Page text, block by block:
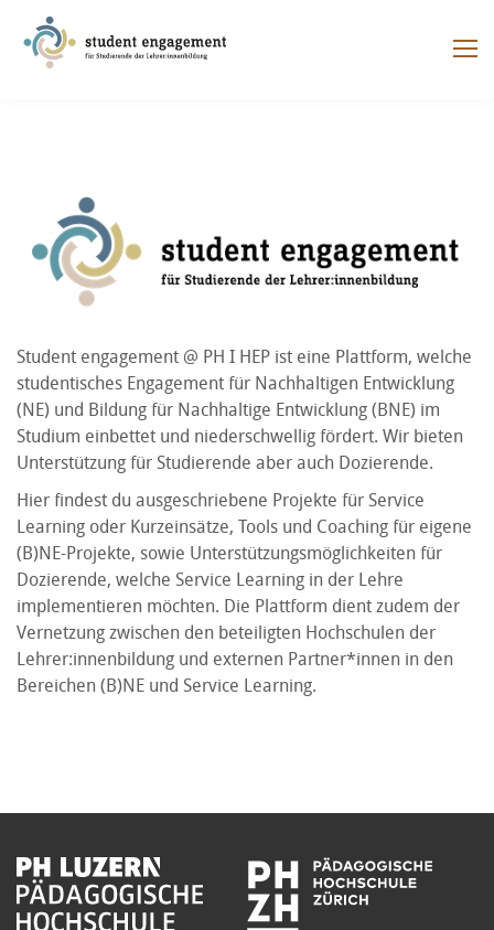
Student engagement @ PH I HEP ist eine Plattform, welche
studentisches Engagement für Nachhaltigen Entwicklung
(NE) und Bildung für Nachhaltige Entwicklung (BNE) im
Studium einbettet und niederschwellig fördert. Wir bieten
Unterstützung für Studierende aber auch Dozierende.
Hier findest du ausgeschriebene Projekte für Service
Learning oder Kurzeinsätze, Tools und Coaching für eigene
(B)NE-Projekte, sowie Unterstützungsmöglichkeiten für
Dozierende, welche Service Learning in der Lehre
implementieren möchten. Die Plattform dient zudem der
Vernetzung zwischen den beteiligten Hochschulen der
Lehrer:innenbildung und externen Partner*innen in den
Bereichen (B)NE und Service Learning.